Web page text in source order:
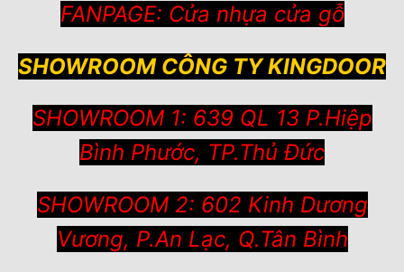
FANPAGE: Cửa nhựa cửa gỗ
SHOWROOM CÔNG TY KINGDOOR
SHOWROOM 1: 639 QL 13 P.Hiệp
Bình Phước, TP.Thủ Đức
SHOWROOM 2: 602 Kinh Dương
Vương, P.An Lạc, Q.Tân Bình